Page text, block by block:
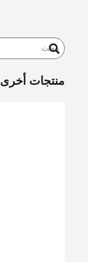
منتجات أخرى